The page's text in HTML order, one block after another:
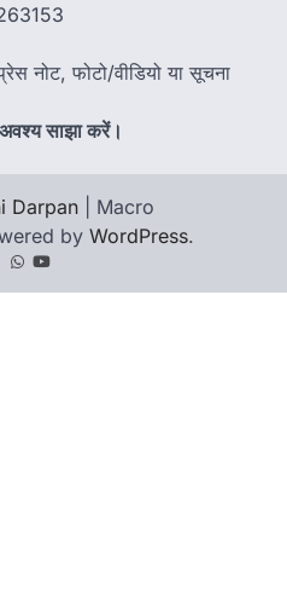
नोट, फोटो/वीडियो या सूचना
साझा करें।
Darpan | Macro
by WordPress.
Whatsapp
youtube